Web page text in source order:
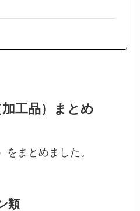
工品）まとめ
をまとめました。
類